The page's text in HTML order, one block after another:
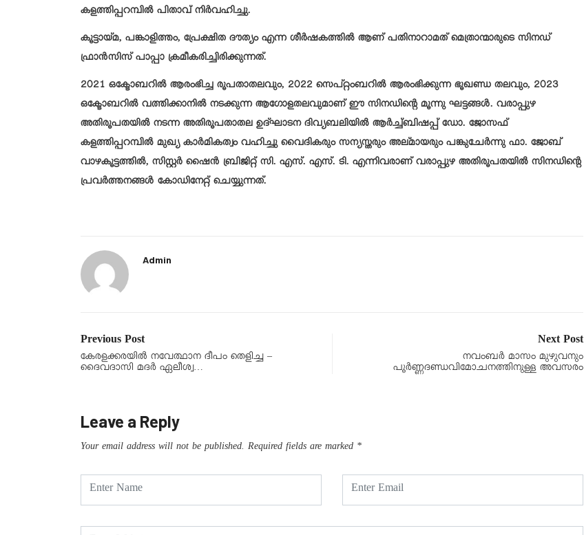
കളത്തിപ്പറമ്പിൽ പിതാവ് നിർവഹിച്ചു.
കൂട്ടായ്മ, പങ്കാളിത്തം, പ്രേക്ഷിത ദൗത്യം എന്ന ശീർഷകത്തിൽ ആണ് പതിനാറാമത് മെത്രാന്മാരുടെ സിനഡ്
ഫ്രാൻസിസ് പാപ്പാ ക്രമീകരിച്ചിരിക്കുന്നത്.
2021 ഒക്ടോബറിൽ ആരംഭിച്ച രൂപതാതലവും, 2022 സെപ്റ്റംബറിൽ ആരംഭിക്കുന്ന ഭൂഖണ്ഡ തലവും, 2023
ഒക്ടോബറിൽ വത്തിക്കാനിൽ നടക്കുന്ന ആഗോളതലവുമാണ് ഈ സിനഡിന്റെ മൂന്നു ഘട്ടങ്ങൾ. വരാപ്പുഴ
അതിരൂപതയിൽ നടന്ന അതിരൂപതാതല ഉദ്ഘാടന ദിവ്യബലിയിൽ ആർച്ച്ബിഷപ്പ് ഡോ. ജോസഫ്
കളത്തിപ്പറമ്പിൽ മുഖ്യ കാർമികത്വം വഹിച്ചു വൈദികരും സന്യസ്തരും അല്മായരും പങ്കുചേർന്നു ഫാ. ജോബ്
വാഴകൂട്ടത്തിൽ, സിസ്റ്റർ ഷൈൻ ബ്രിജിറ്റ് സി. എസ്. എസ്. ടി. എന്നിവരാണ് വരാപ്പുഴ അതിരൂപതയിൽ സിനഡിന്റെ
പ്രവർത്തനങ്ങൾ കോഡിനേറ്റ് ചെയ്യുന്നത്.
Admin
Previous Post
കേരളക്കരയിൽ നവേത്ഥാന ദീപം തെളിച്ച –
ദൈവദാസി മദർ ഏലീശ്വ…
Next Post
നവംബർ മാസം മുഴുവനും
പൂർണ്ണദണ്ഡവിമോചനത്തിനുള്ള അവസരം
Leave a Reply
Your email address will not be published. Required fields are marked *